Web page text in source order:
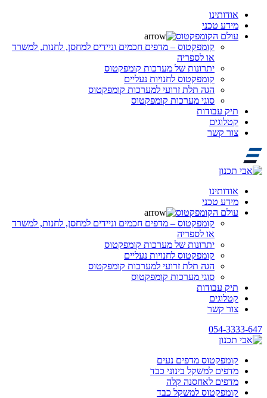
אודותינו
מידע טכני
עולם הקומפקטוס
קומפקטוס – מדפים חכמים וניידים למחסן, לחנות, למשרד
או לספריה
יתרונות של מערכות קומפקטוס
קומפקטוס לחנויות נעליים
הגה תלת זרועי למערכות קומפקטוס
סוגי מערכות קומפקטוס
תיק עבודות
קטלוגים
צור קשר
אודותינו
מידע טכני
עולם הקומפקטוס
קומפקטוס – מדפים חכמים וניידים למחסן, לחנות, למשרד
או לספריה
יתרונות של מערכות קומפקטוס
קומפקטוס לחנויות נעליים
הגה תלת זרועי למערכות קומפקטוס
סוגי מערכות קומפקטוס
תיק עבודות
קטלוגים
צור קשר
054-3333-647
קומפקטוס מדפים נעים
מדפים למשקל בינוני כבד
מדפים לאחסנה קלה
קומפקטוס למשקל כבד